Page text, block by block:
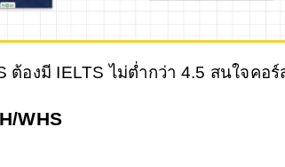
ต้องมี IELTS ไม่ต่ำกว่า 4.5 สนใจคอร์
WHS